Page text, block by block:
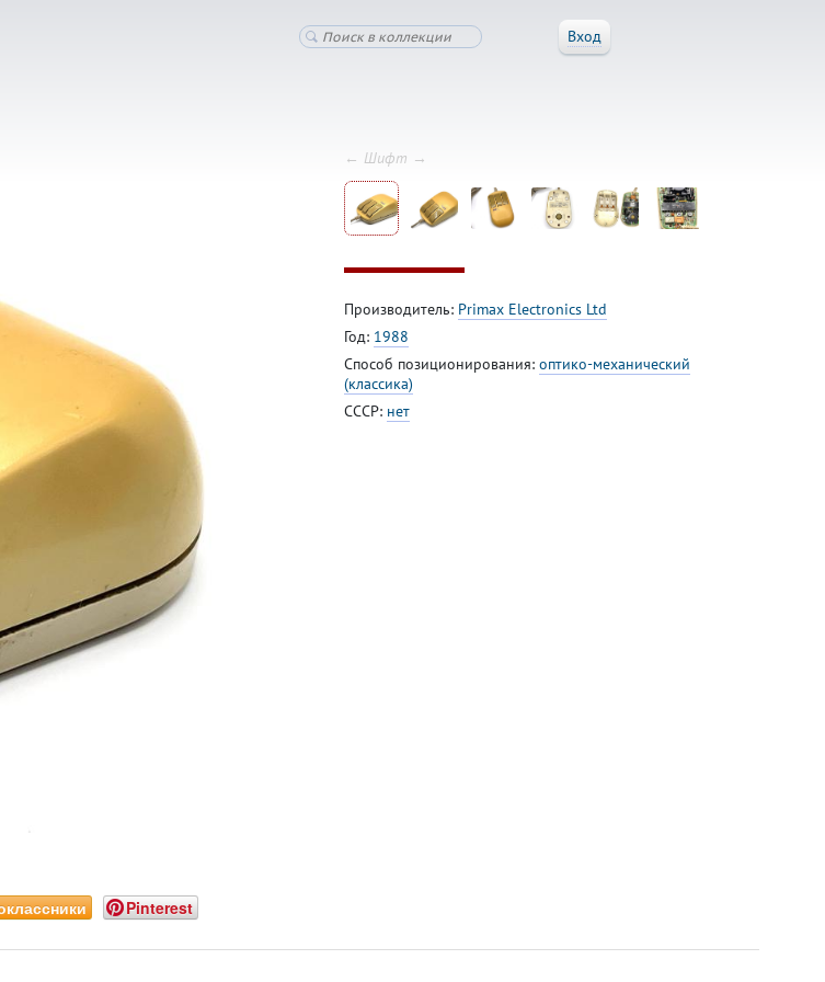
Вход
Pinterest
← Шифт →
Производитель: Primax Electronics Ltd
Год: 1988
Способ позиционирования: оптико-механический
(классика)
СССР: нет